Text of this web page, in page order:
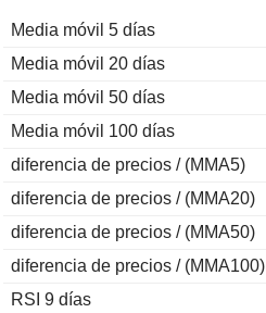
Media móvil 5 días
Media móvil 20 días
Media móvil 50 días
Media móvil 100 días
diferencia de precios / (MMA5)
diferencia de precios / (MMA20)
diferencia de precios / (MMA50)
diferencia de precios / (MMA100)
RSI 9 días
2011
2010
2009
2008
2007
-20,24 %
2006
+14,86 %
2005
-5,33 %
2004
-22,57 %
2003